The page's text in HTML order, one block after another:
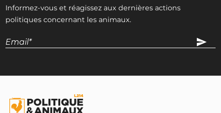
Informez-vous et réagissez aux dernières actions
politiques concernant les animaux.